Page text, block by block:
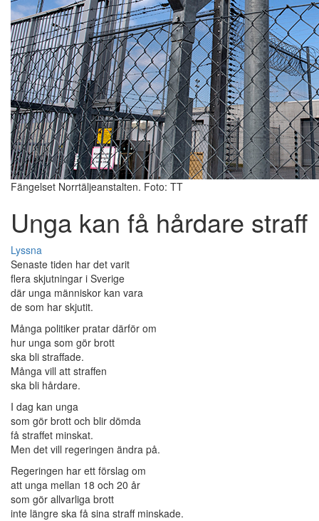
Fängelset Norrtäljeanstalten. Foto: TT
Unga kan få hårdare straff
Lyssna
Senaste tiden har det varit
flera skjutningar i Sverige
där unga människor kan vara
de som har skjutit.
Många politiker pratar därför om
hur unga som gör brott
ska bli straffade.
Många vill att straffen
ska bli hårdare.
I dag kan unga
som gör brott och blir dömda
få straffet minskat.
Men det vill regeringen ändra på.
Regeringen har ett förslag om
att unga mellan 18 och 20 år
som gör allvarliga brott
inte längre ska få sina straff minskade.